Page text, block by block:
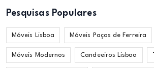
Pesquisas Populares
Móveis Lisboa Móveis Paços de Ferreira
Móveis Modernos Candeeiros Lisboa